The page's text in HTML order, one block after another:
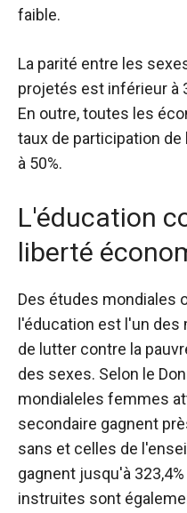
faible.
La parité entre les
projetés est inférieur à
En outre, toutes les
taux de participation
à 50%.
L'éducation
liberté
Des études mondiales
l'éducation est l'un
de lutter contre la
des sexes. Selon le
mondiale les femmes
secondaire gagnent
sans et celles de
gagnent jusqu'à
instruites sont